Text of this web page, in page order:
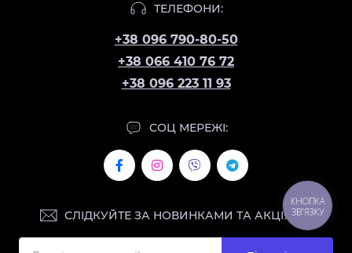
ТЕЛЕФОНИ:
+38 096 790-80-50
+38 066 410 76 72
+38 096 223 11 93
СОЦ МЕРЕЖІ:
СЛІДКУЙТЕ ЗА НОВИНКАМИ ТА АКЦІЯМИ:
КНОПКА
ЗВ'ЯЗКУ